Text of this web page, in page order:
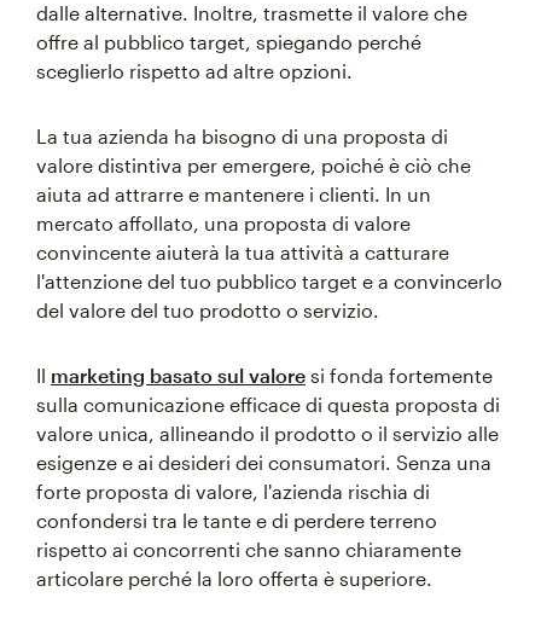
dalle alternative. Inoltre, trasmette il valore che
offre al pubblico target, spiegando perché
sceglierlo rispetto ad altre opzioni.
La tua azienda ha bisogno di una proposta di
valore distintiva per emergere, poiché è ciò che
aiuta ad attrarre e mantenere i clienti. In un
mercato affollato, una proposta di valore
convincente aiuterà la tua attività a catturare
l'attenzione del tuo pubblico target e a convincerlo
del valore del tuo prodotto o servizio.
Il marketing basato sul valore si fonda fortemente
sulla comunicazione efficace di questa proposta di
valore unica, allineando il prodotto o il servizio alle
esigenze e ai desideri dei consumatori. Senza una
forte proposta di valore, l'azienda rischia di
confondersi tra le tante e di perdere terreno
rispetto ai concorrenti che sanno chiaramente
articolare perché la loro offerta è superiore.